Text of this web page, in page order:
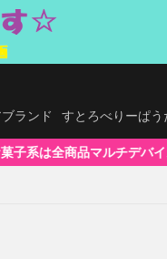
ランド すとろべりーぱう
応!】WindowsOS、